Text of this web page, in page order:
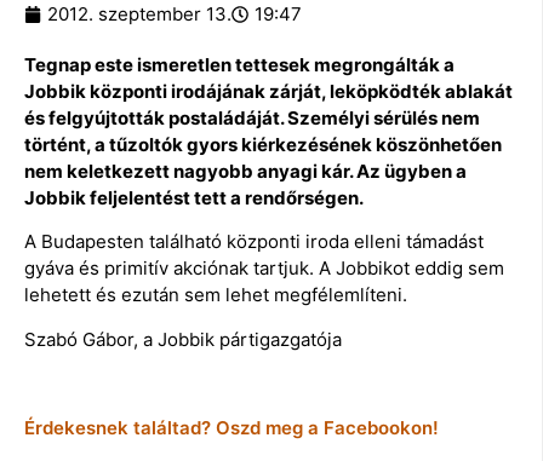
2012. szeptember 13. 19:47
Tegnap este ismeretlen tettesek megrongálták a
Jobbik központi irodájának zárját, leköpködték ablakát
és felgyújtották postaládáját. Személyi sérülés nem
történt, a tűzoltók gyors kiérkezésének köszönhetően
nem keletkezett nagyobb anyagi kár. Az ügyben a
Jobbik feljelentést tett a rendőrségen.
A Budapesten található központi iroda elleni támadást
gyáva és primitív akciónak tartjuk. A Jobbikot eddig sem
lehetett és ezután sem lehet megfélemlíteni.
Szabó Gábor, a Jobbik pártigazgatója
Érdekesnek találtad? Oszd meg a Facebookon!